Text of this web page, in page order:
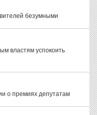
безумными
властям успокоить
о премиях депутатам